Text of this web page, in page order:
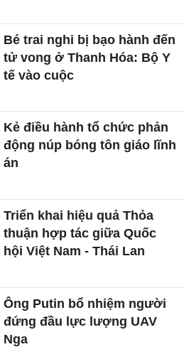
Bé trai nghi bị bạo hành đến
tử vong ở Thanh Hóa: Bộ Y
tế vào cuộc
Kẻ điều hành tổ chức phản
động núp bóng tôn giáo lĩnh
án
Triển khai hiệu quả Thỏa
thuận hợp tác giữa Quốc
hội Việt Nam - Thái Lan
Ông Putin bổ nhiệm người
đứng đầu lực lượng UAV
Nga